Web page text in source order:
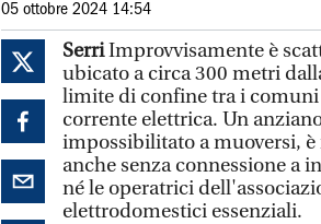
05 ottobre 2024 14:54
SerriImprovvisamente è
ubicato a circa 300 metri
limite di confine tra i comuni
corrente elettrica. Un
impossibilitato a muoversi,
anche senza connessione a
né le operatrici
elettrodomestici essenziali.